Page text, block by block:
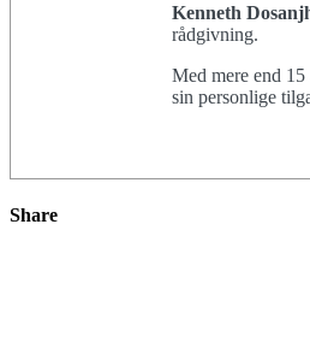
Kenneth
rådgivning.
Med mere end
sin personlige
Share